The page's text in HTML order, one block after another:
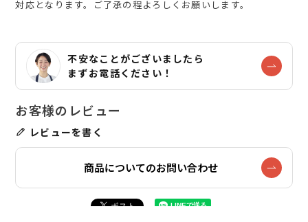
対応となります。ご了承の程よろしくお願いします。
不安なことがございましたら
まずお電話ください！
レビューを書く
商品についてのお問い合わせ